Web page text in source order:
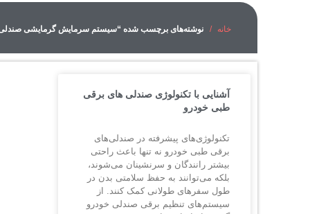
خانه نوشته‌های برچسب شده “سیستم سرمایش گرمایشی
آشنایی با تکنولوژی صندلی‌ های برقی
طبی خودرو
تکنولوژی‌های پیشرفته در صندلی‌های
برقی طبی خودرو نه تنها باعث راحتی
بیشتر رانندگان و سرنشینان می‌شوند،
بلکه می‌توانند به حفظ سلامتی بدن در
طول سفرهای طولانی کمک کنند. از
سیستم‌های تنظیم برقی صندلی خودرو